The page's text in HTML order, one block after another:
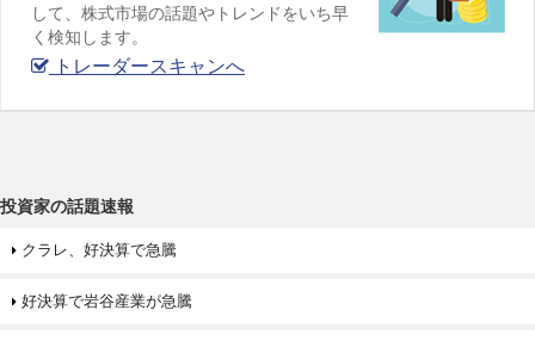
して、株式市場の話題やトレンドをいち早
く検知します。
トレーダースキャンへ
投資家の話題速報
クラレ、好決算で急騰
好決算で岩谷産業が急騰